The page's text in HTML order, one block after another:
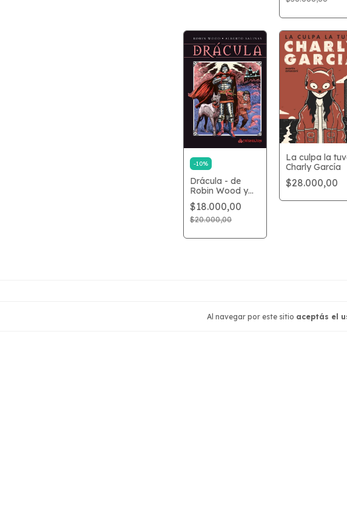
Al navegar por este sitio aceptás el
-10%
Drácula - de
Robin Wood y
Salinas
$18.000,00
$20.000,00
La culpa la
Charly García
$28.000,00
Navegación